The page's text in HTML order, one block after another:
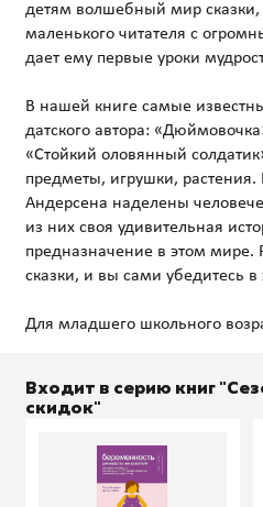
детям волшебный мир сказки,
маленького читателя с
дает ему первые уроки
В нашей книге самые
датского автора:
«Стойкий оловянный
предметы, игрушки, растения.
Андерсена наделены
из них своя удивительная
предназначение в этом мире.
сказки, и вы сами убедитесь в
Входит в серию книг
скидок"